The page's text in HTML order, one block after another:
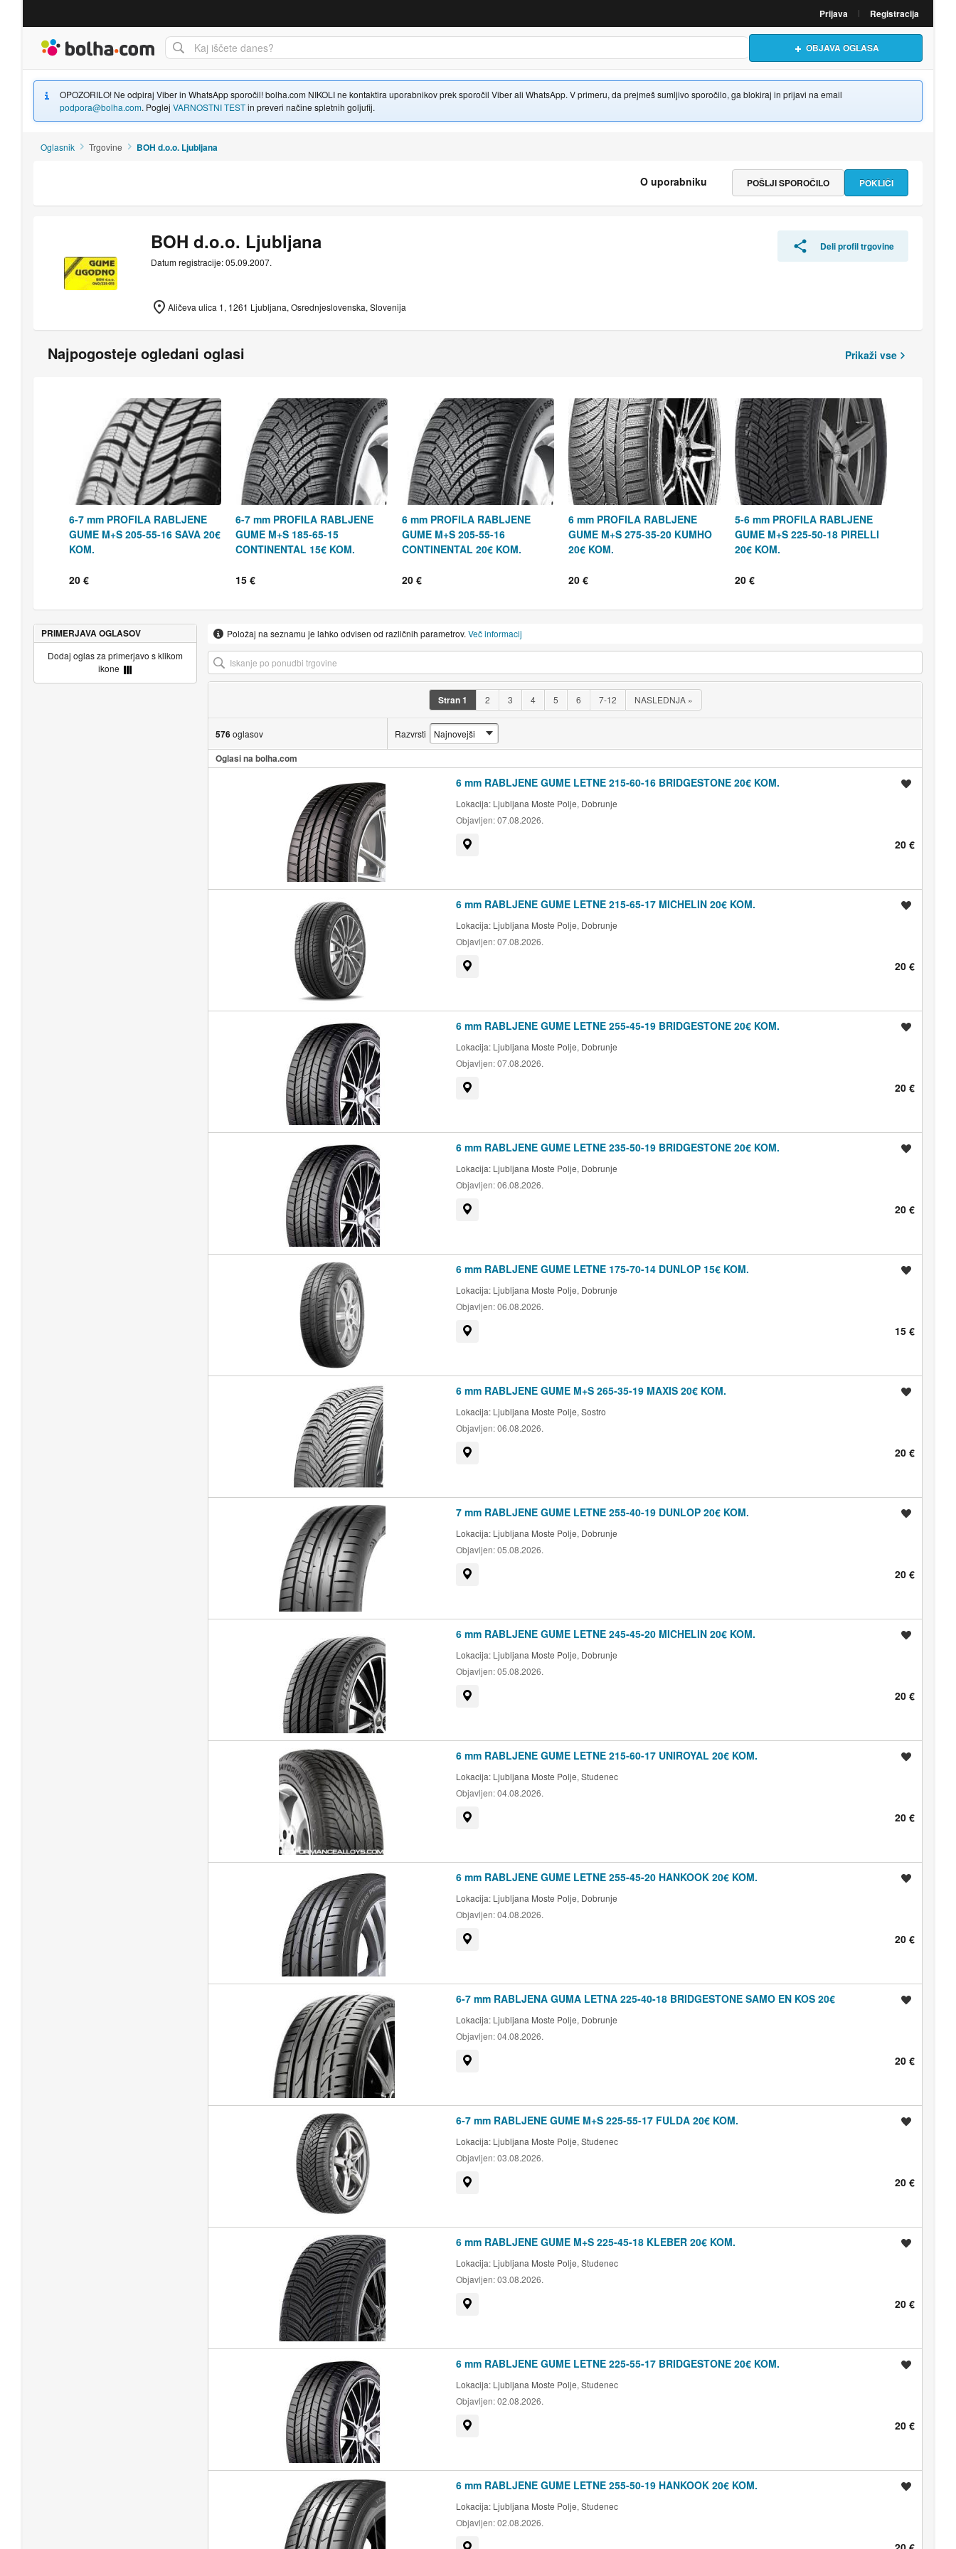
Prijava Registracija
OBJAVA OGLASA
OPOZORILO! Ne odpiraj Viber in WhatsApp sporočil! bolha.com NIKOLI ne kontaktira uporabnikov prek sporočil Viber ali WhatsApp. V primeru, da prejmeš sumljivo sporočilo, ga blokiraj in prijavi na email
podpora@bolha.com. Poglej VARNOSTNI TESTin preveri načine spletnih goljufij.
Oglasnik Trgovine BOH d.o.o. Ljubljana
BOH d.o.o. Ljubljana
Datum registracije: 05.09.2007.
Aličeva ulica 1, 1261 Ljubljana, Osrednjeslovenska, Slovenija
Deli profil trgovine
O uporabniku POKLIČI
POŠLJI SPOROČILO
Najpogosteje ogledani oglasi Prikaži vse
6-7 mm PROFILA RABLJENE
GUME M+S 205-55-16 SAVA 20€
KOM.
20 €
6-7 mm PROFILA RABLJENE
GUME M+S 185-65-15
CONTINENTAL 15€ KOM.
15 €
6 mm PROFILA RABLJENE
GUME M+S 205-55-16
CONTINENTAL 20€ KOM.
20 €
6 mm PROFILA RABLJENE
GUME M+S 275-35-20 KUMHO
20€ KOM.
20 €
5-6 mm PROFILA RABLJENE
GUME M+S 225-50-18 PIRELLI
20€ KOM.
20 €
Položaj na seznamu je lahko odvisen od različnih parametrov.Več informacij
Stran1 2 3 4 5 6 7-12 NASLEDNJA »
576oglasov Razvrsti
Oglasi na bolha.com
6 mm RABLJENE GUME LETNE 215-60-16 BRIDGESTONE 20€ KOM.
Lokacija: Ljubljana Moste Polje, Dobrunje
Objavljen:07.08.2026.
20 €
6 mm RABLJENE GUME LETNE 215-65-17 MICHELIN 20€ KOM.
Lokacija: Ljubljana Moste Polje, Dobrunje
Objavljen:07.08.2026.
20 €
6 mm RABLJENE GUME LETNE 255-45-19 BRIDGESTONE 20€ KOM.
Lokacija: Ljubljana Moste Polje, Dobrunje
Objavljen:07.08.2026.
20 €
6 mm RABLJENE GUME LETNE 235-50-19 BRIDGESTONE 20€ KOM.
Lokacija: Ljubljana Moste Polje, Dobrunje
Objavljen:06.08.2026.
20 €
6 mm RABLJENE GUME LETNE 175-70-14 DUNLOP 15€ KOM.
Lokacija: Ljubljana Moste Polje, Dobrunje
Objavljen:06.08.2026.
15 €
6 mm RABLJENE GUME M+S 265-35-19 MAXIS 20€ KOM.
Lokacija: Ljubljana Moste Polje, Sostro
Objavljen:06.08.2026.
20 €
7 mm RABLJENE GUME LETNE 255-40-19 DUNLOP 20€ KOM.
Lokacija: Ljubljana Moste Polje, Dobrunje
Objavljen:05.08.2026.
20 €
6 mm RABLJENE GUME LETNE 245-45-20 MICHELIN 20€ KOM.
Lokacija: Ljubljana Moste Polje, Dobrunje
Objavljen:05.08.2026.
20 €
6 mm RABLJENE GUME LETNE 215-60-17 UNIROYAL 20€ KOM.
Lokacija: Ljubljana Moste Polje, Studenec
Objavljen:04.08.2026.
20 €
6 mm RABLJENE GUME LETNE 255-45-20 HANKOOK 20€ KOM.
Lokacija: Ljubljana Moste Polje, Dobrunje
Objavljen:04.08.2026.
20 €
6-7 mm RABLJENA GUMA LETNA 225-40-18 BRIDGESTONE SAMO EN KOS 20€
Lokacija: Ljubljana Moste Polje, Dobrunje
Objavljen:04.08.2026.
20 €
6-7 mm RABLJENE GUME M+S 225-55-17 FULDA 20€ KOM.
Lokacija: Ljubljana Moste Polje, Studenec
Objavljen:03.08.2026.
20 €
6 mm RABLJENE GUME M+S 225-45-18 KLEBER 20€ KOM.
Lokacija: Ljubljana Moste Polje, Studenec
Objavljen:03.08.2026.
20 €
6 mm RABLJENE GUME LETNE 225-55-17 BRIDGESTONE 20€ KOM.
Lokacija: Ljubljana Moste Polje, Studenec
Objavljen:02.08.2026.
20 €
6 mm RABLJENE GUME LETNE 255-50-19 HANKOOK 20€ KOM.
Lokacija: Ljubljana Moste Polje, Studenec
Objavljen:02.08.2026.
PRIMERJAVA OGLASOV
Dodaj oglas za primerjavo s klikom
ikone